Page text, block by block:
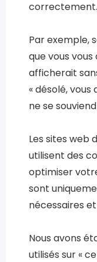
correctement.
Par exemple,
que vous
afficherait
« désolé,
ne se
Les sites web
utilisent des
optimiser
sont
nécessaires
Nous avons
utilisés sur «